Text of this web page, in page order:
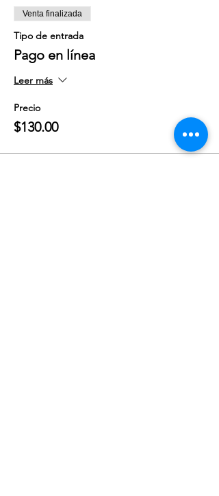
Venta finalizada
Tipo de entrada
Pago en línea
Leer más
Precio
$130.00